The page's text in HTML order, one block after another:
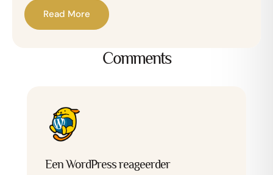
Read More
Comments
Een WordPress reageerder